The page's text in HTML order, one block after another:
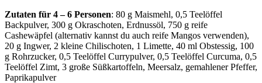
Zutaten für 4 – 6 Personen: 80 g Maismehl, 0,5 Teelöffel
Backpulver, 300 g Okraschoten, Erdnussöl, 750 g reife
Cashewäpfel (alternativ kannst du auch reife Mangos verwenden),
20 g Ingwer, 2 kleine Chilischoten, 1 Limette, 40 ml Obstessig, 100
g Rohrzucker, 0,5 Teelöffel Currypulver, 0,5 Teelöffel Curcuma, 0,5
Teelöffel Zimt, 3 große Süßkartoffeln, Meersalz, gemahlener Pfeffer,
Paprikapulver